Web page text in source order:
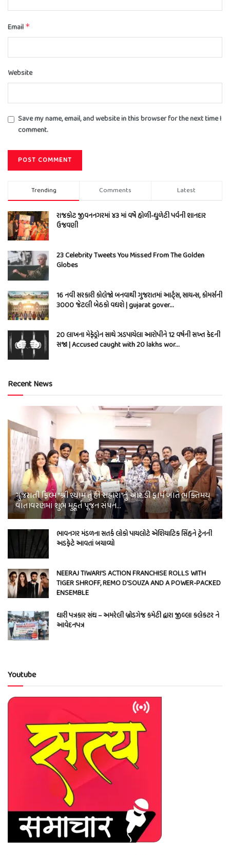
Email *
Website
Save my name, email, and website in this browser for the next time I
comment.
Trending Comments Latest
રાજકોટ જીવનનગરમાં ૪૩ માં વર્ષે હોળી-ધુળેટી પર્વની શાનદાર
ઉજવણી
23 Celebrity Tweets You Missed From The Golden
Globes
16 નવી સરકારી કોલેજો બનવાથી ગુજરાતમાં આર્ટ્સ, સાયન્સ, કોમર્સની
3000 જેટલી બેઠકો વધશે | gujarat gover…
20 લાખના મેફેડ્રોન સાથે ઝડપાયેલા આરોપીને 12 વર્ષની સખ્ત કેદની
સજા | Accused caught with 20 lakhs wor…
Recent News
ગુજરાતી ફિલ્મ “શ્રી શ્યામ તું હી સહારા”નું આર.ડી ફાર્મ ખાતે ભક્તિમય
વાતાવરણમાં શુભ મુહૂર્ત પૂજન સંપન…
ભાવનગર મંડળના સતર્ક લોકો પાયલોટે એશિયાટિક સિંહને ટ્રેનની
અડફેટે આવતાં બચાવ્યો
NEERAJ TIWARI’S ACTION FRANCHISE ROLLS WITH
TIGER SHROFF, REMO D’SOUZA AND A POWER-PACKED
ENSEMBLE
ધારી પત્રકાર સંઘ – અમરેલી બ્રોડગેજ કમેટી દ્વારા જીલ્લા કલેકટર ને
આવેદનપત્ર
Youtube